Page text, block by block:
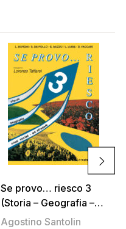
Se provo… riesco 3
(Storia – Geografia –
Studi sociali –
Agostino Santolin